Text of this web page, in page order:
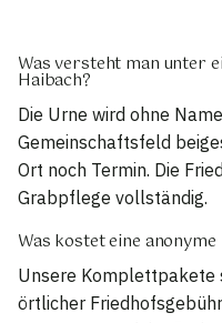
Was versteht man unter
Haibach?
Die Urne wird ohne
Gemeinschaftsfeld
Ort noch Termin. Die
Grabpflege vollständig.
Was kostet eine
Unsere Komplettpakete
örtlicher